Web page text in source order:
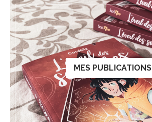
MES PUBLICATIONS